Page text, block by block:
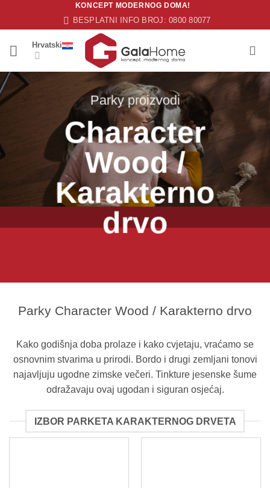
KONCEPT MODERNOG DOMA!
BESPLATNI INFO BROJ: 0800 80077
Hrvatski
Parky proizvodi
Character
Wood /
Karakterno
drvo
Parky Character Wood / Karakterno drvo
Kako godišnja doba prolaze i kako cvjetaju, vraćamo se
osnovnim stvarima u prirodi. Bordo i drugi zemljani tonovi
najavljuju ugodne zimske večeri. Tinkture jesenske šume
odražavaju ovaj ugodan i siguran osjećaj.
IZBOR PARKETA KARAKTERNOG DRVETA